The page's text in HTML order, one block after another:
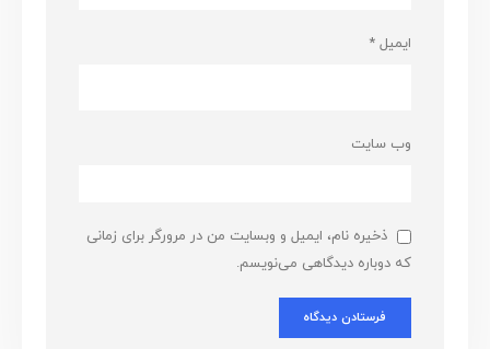
ایمیل*
وب‌ سایت
ذخیره نام، ایمیل و وبسایت من در مرورگر برای زمانی
که دوباره دیدگاهی می‌نویسم.